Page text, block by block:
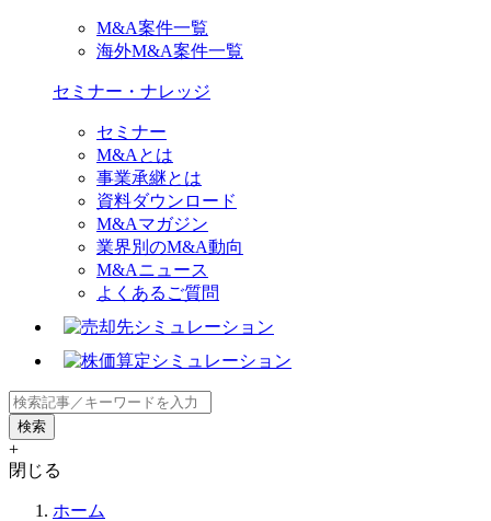
M&A案件一覧
海外M&A案件一覧
セミナー・ナレッジ
セミナー
M&Aとは
事業承継とは
資料ダウンロード
M&Aマガジン
業界別のM&A動向
M&Aニュース
よくあるご質問
+
閉じる
ホーム